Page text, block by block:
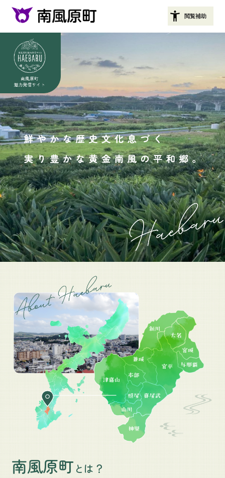
で
す
。
閲覧補助
南風原町とは？